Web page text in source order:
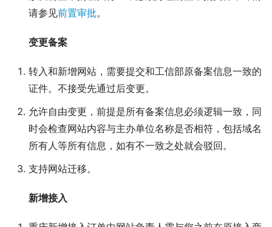
请参见前置审批。
变更备案
转入和新增网站，需要提交和工信部原备案信息一致的
证件。不接受先通过后变更。
允许自由变更，前提是所有备案信息必须逻辑一致，同
时会检查网站内容与主办单位名称是否相符，包括域名
所有人等所有信息，如有不一致之处就会驳回。
支持网站迁移。
新增接入